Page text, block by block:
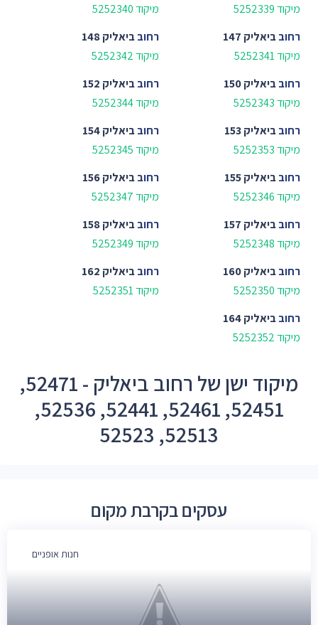
מיקוד 5252339
מיקוד 5252340
רחובביאליק 147
מיקוד 5252341
רחובביאליק 148
מיקוד 5252342
רחובביאליק 150
מיקוד 5252343
רחובביאליק 152
מיקוד 5252344
רחובביאליק 153
מיקוד 5252353
רחובביאליק 154
מיקוד 5252345
רחובביאליק 155
מיקוד 5252346
רחובביאליק 156
מיקוד 5252347
רחובביאליק 157
מיקוד 5252348
רחובביאליק 158
מיקוד 5252349
רחובביאליק 160
מיקוד 5252350
רחובביאליק 162
מיקוד 5252351
רחובביאליק 164
מיקוד 5252352
מיקוד ישן של רחוב ביאליק - 52471,
52451, 52461, 52441, 52536,
52513, 52523
עסקים בקרבת מקום
חנות אופניים